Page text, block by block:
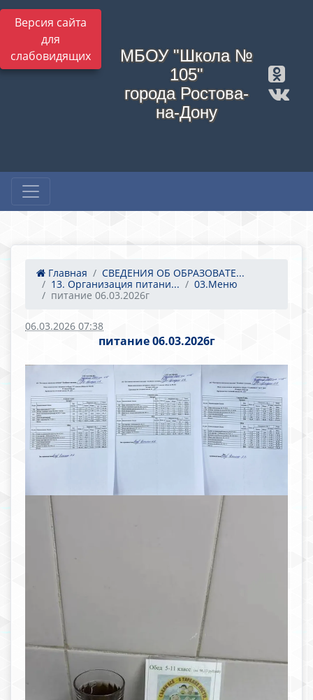
Версия сайта
для
слабовидящих
МБОУ "Школа №
105"
города Ростова-
на-Дону
Главная
СВЕДЕНИЯ ОБ ОБРАЗОВАТЕ...
13. Организация питани...
03.Меню
питание 06.03.2026г
06.03.2026 07:38
питание 06.03.2026г